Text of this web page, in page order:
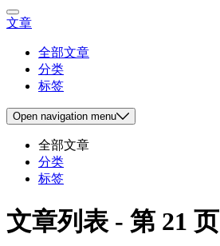
文章
全部文章
分类
标签
Open navigation menu
全部文章
分类
标签
文章列表 - 第 21 页